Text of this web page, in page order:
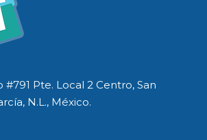
Pte. Local 2 Centro, San
N.L., México.